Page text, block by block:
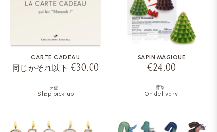
CARTE CADEAU
同じかそれ以下 €30.00
Shop pick-up
SAPIN MAGIQUE
€24.00
On delivery